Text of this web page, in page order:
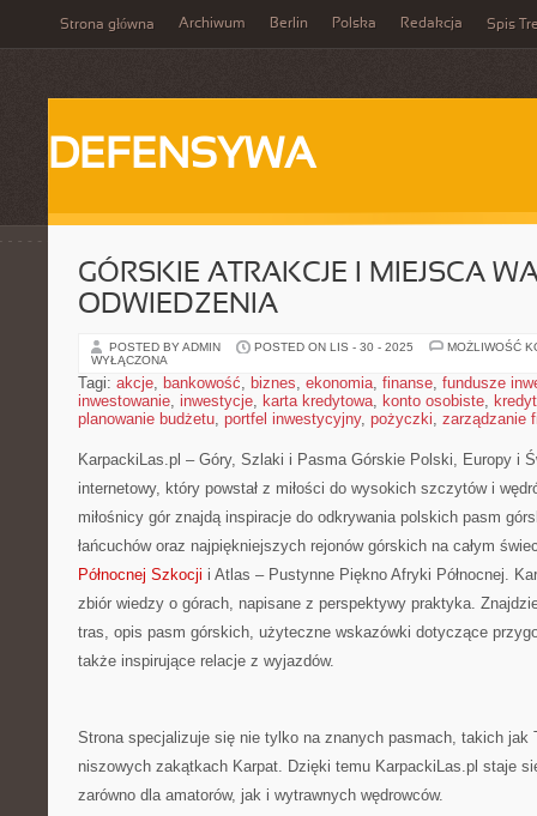
Strona główna Archiwum Berlin Polska Redakcja Spis
DEFENSYWA
GÓRSKIE ATRAKCJE I MIEJSCA
ODWIEDZENIA
POSTED BY ADMIN POSTED ON LIS - 30 - 2025
MOŻLIWOŚĆ
WYŁĄCZONA
Tagi: akcje, bankowość, biznes, ekonomia, finanse, fundusze
inwestowanie, inwestycje, karta kredytowa, konto osobiste,
planowanie budżetu, portfel inwestycyjny, pożyczki, zarządzanie
KarpackiLas.pl – Góry, Szlaki i Pasma Górskie Polski, Europy i
internetowy, który powstał z miłości do wysokich szczytów i
miłośnicy gór znajdą inspiracje do odkrywania polskich pasm
łańcuchów oraz najpiękniejszych rejonów górskich na całym
Północnej Szkocji i Atlas – Pustynne Piękno Afryki Północnej.
zbiór wiedzy o górach, napisane z perspektywy praktyka.
tras, opis pasm górskich, użyteczne wskazówki dotyczące
także inspirujące relacje z wyjazdów.
Strona specjalizuje się nie tylko na znanych pasmach, takich jak
niszowych zakątkach Karpat. Dzięki temu KarpackiLas.pl staje
zarówno dla amatorów, jak i wytrawnych wędrowców.